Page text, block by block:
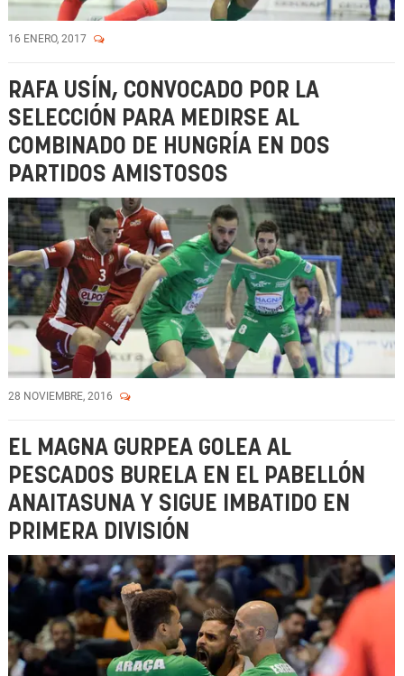
16 ENERO, 2017
RAFA USÍN, CONVOCADO POR LA
SELECCIÓN PARA MEDIRSE AL
COMBINADO DE HUNGRÍA EN DOS
PARTIDOS AMISTOSOS
28 NOVIEMBRE, 2016
EL MAGNA GURPEA GOLEA AL
PESCADOS BURELA EN EL PABELLÓN
ANAITASUNA Y SIGUE IMBATIDO EN
PRIMERA DIVISIÓN